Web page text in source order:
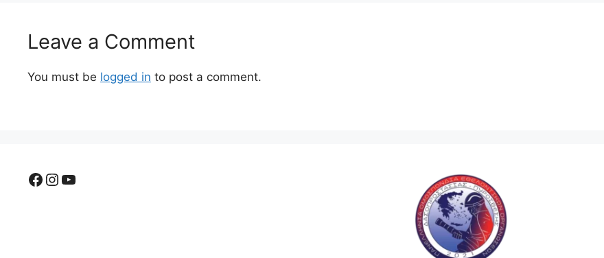
Leave a Comment
You must be logged in to post a comment.